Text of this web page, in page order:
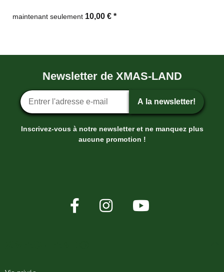
maintenant seulement 10,00 € *
Newsletter de XMAS-LAND
Inscription ? la newsletter
A la newsletter!
Inscrivez-vous à notre newsletter et ne manquez plus
aucune promotion !